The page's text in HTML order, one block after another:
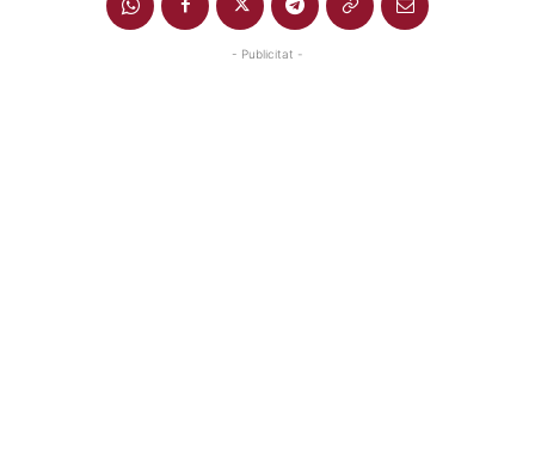
- Publicitat -